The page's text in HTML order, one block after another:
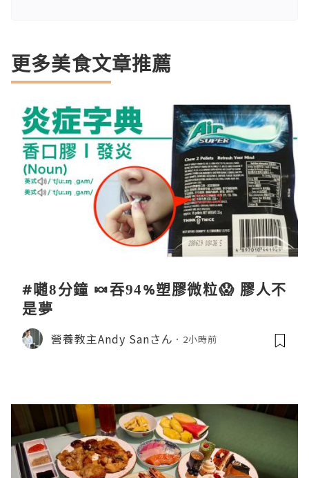
更多美食文章推薦
#𡁻8分鐘 🍬吞94%塑膠微粒😱 膠人不
是夢
營養教主Andy Sanさん 2小時前